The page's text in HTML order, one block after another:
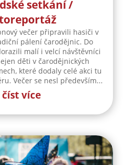
setkání /
večer připravili hasiči v
pálení čarodějnic. Do
malí i velcí návštěvníci
děti v čarodějnických
které dodaly celé akci tu
Večer se nesl především...
číst více